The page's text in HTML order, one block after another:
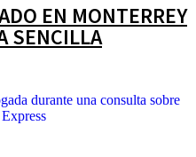
EN MONTERREY
SENCILLA